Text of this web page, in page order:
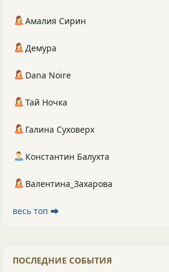
Амалия Сирин
Демура
Dana Noire
Тай Ночка
Галина Суховерх
Константин Балухта
Валентина_Захарова
весь топ ⮕
ПОСЛЕДНИЕ СОБЫТИЯ